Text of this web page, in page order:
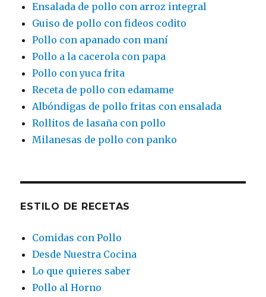
Ensalada de pollo con arroz integral
Guiso de pollo con fideos codito
Pollo con apanado con maní
Pollo a la cacerola con papa
Pollo con yuca frita
Receta de pollo con edamame
Albóndigas de pollo fritas con ensalada
Rollitos de lasaña con pollo
Milanesas de pollo con panko
ESTILO DE RECETAS
Comidas con Pollo
Desde Nuestra Cocina
Lo que quieres saber
Pollo al Horno